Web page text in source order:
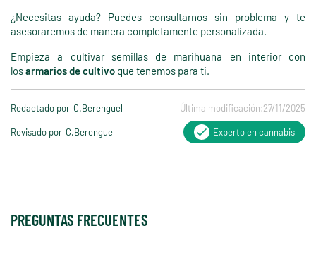
¿Necesitas ayuda? Puedes consultarnos sin problema y te
asesoraremos de manera completamente personalizada.
Empieza a cultivar semillas de marihuana en interior con
losarmarios de cultivo que tenemos para ti.
Redactado por C.Berenguel Última modificación:27/11/2025
Revisado por C.Berenguel Experto en cannabis
PREGUNTAS FRECUENTES